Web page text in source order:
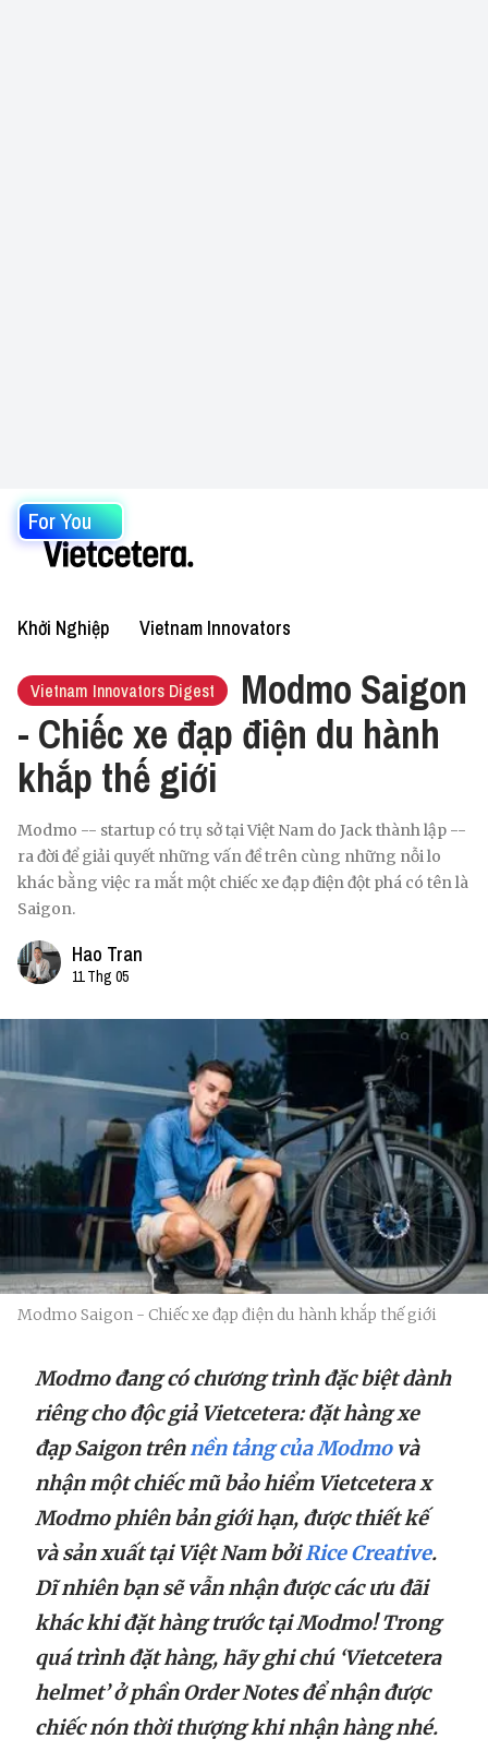
For You
Khởi Nghiệp Vietnam Innovators
Vietnam Innovators Digest
Modmo Saigon
- Chiếc xe đạp điện du hành
khắp thế giới
Modmo -- startup có trụ sở tại Việt Nam do Jack thành lập --
ra đời để giải quyết những vấn đề trên cùng những nỗi lo
khác bằng việc ra mắt một chiếc xe đạp điện đột phá có tên là
Saigon.
Hao Tran
11 Thg 05
Modmo Saigon - Chiếc xe đạp điện du hành khắp thế giới
Modmo đang có chương trình đặc biệt dành
riêng cho độc giả Vietcetera: đặt hàng xe
đạp Saigon trênnền tảng của Modmovà
nhận một chiếc mũ bảo hiểm Vietcetera x
Modmo phiên bản giới hạn, được thiết kế
và sản xuất tại Việt Nam bởiRice Creative.
Dĩ nhiên bạn sẽ vẫn nhận được các ưu đãi
khác khi đặt hàng trước tại Modmo! Trong
quá trình đặt hàng, hãy ghi chú ‘Vietcetera
helmet’ ở phần Order Notes để nhận được
chiếc nón thời thượng khi nhận hàng nhé.